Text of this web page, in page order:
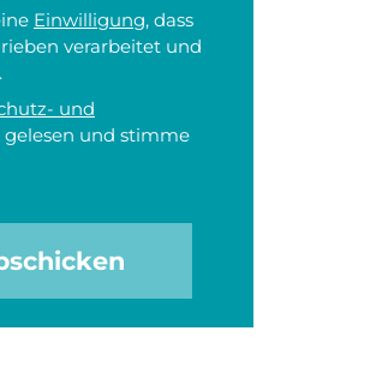
Einwilligung, dass
verarbeitet und
und
gelesen und stimme